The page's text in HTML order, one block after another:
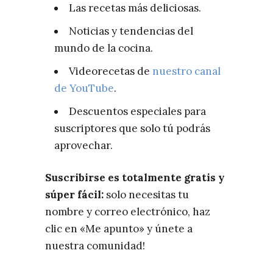
Las recetas más deliciosas.
Noticias y tendencias del
mundo de la cocina.
Videorecetas de nuestro canal
de YouTube.
Descuentos especiales para
suscriptores que solo tú podrás
aprovechar.
Suscribirse es totalmente gratis y
súper fácil: solo necesitas tu
nombre y correo electrónico, haz
clic en «Me apunto» y únete a
nuestra comunidad!